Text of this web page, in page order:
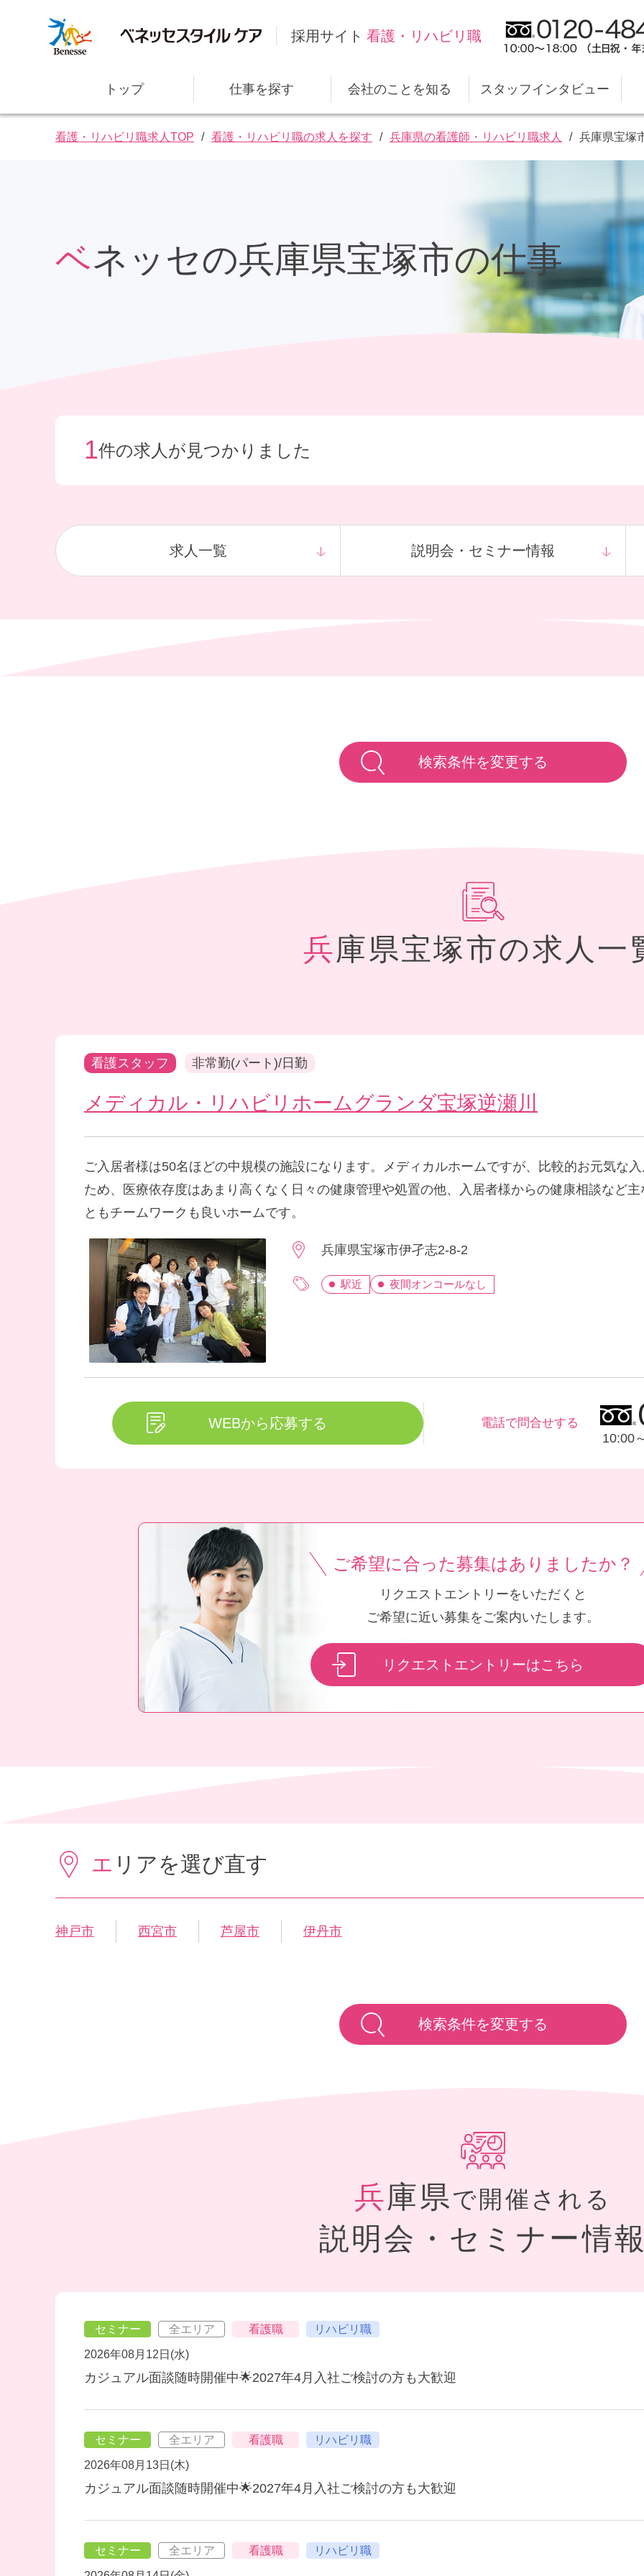
採用サイト 看護・リハビリ職
トップ 仕事を探す 会社のことを知る
社⻑メッセージ スタイルケアの仕事 職場デ
スタッフインタビュー
研修・教育サポート キャリアプランのサポート 福利厚生
看護・リハビリ職求人TOP 看護・リハビリ職の求人を探す 兵庫県の看護師・リハビリ職求人 兵庫県宝塚
ベネッセの兵庫県宝塚市の仕事
1件の求人が見つかりました
求人一覧 説明会・ セミナー情報
検索条件を変更する
兵庫県宝塚市の求人一
看護スタッフ 非常勤(パート)/日勤
メディカル・リハビリホームグランダ宝塚逆瀬川
ご入居者様は50名ほどの中規模の施設になります。メディカルホームですが、比較的お元気な
ため、医療依存度はあまり高くなく日々の健康管理や処置の他、入居者様からの健康相談など
ともチームワークも良いホームです。
兵庫県宝塚市伊孑志2-8-2
駅近 夜間オンコールなし
WEBから応募する 電話で問合せする
10:00
ご希望に合った募集はありましたか？
リクエストエントリーをいただくと
ご希望に近い募集をご案内いたします。
リクエストエントリーはこちら
エリアを選び直す
神戸市 西宮市 芦屋市 伊丹市
検索条件を変更する
兵庫県で開催される
説明会・セミナー情
セミナー 全エリア 看護職 リハビリ職
2026年08月12日(水)
カジュアル面談随時開催中🌟2027年4月入社ご検討の方も大歓迎
セミナー 全エリア 看護職 リハビリ職
2026年08月13日(木)
カジュアル面談随時開催中🌟2027年4月入社ご検討の方も大歓迎
セミナー 全エリア 看護職 リハビリ職